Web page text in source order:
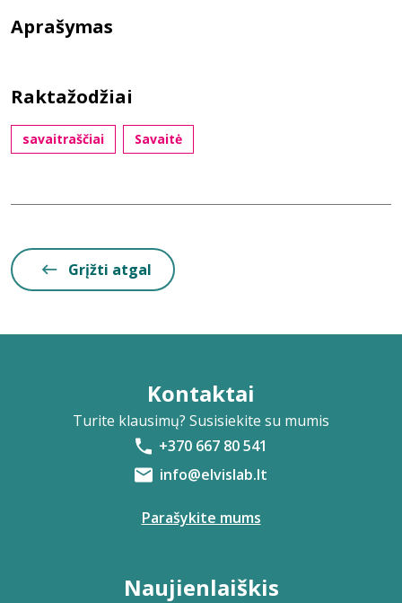
Aprašymas
Raktažodžiai
savaitraščiai Savaitė
Grįžti atgal
Kontaktai
Turite klausimų? Susisiekite su mumis
+370 667 80 541
info@elvislab.lt
Parašykite mums
Naujienlaiškis